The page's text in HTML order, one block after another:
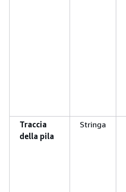
Traccia
della pila
Stringa